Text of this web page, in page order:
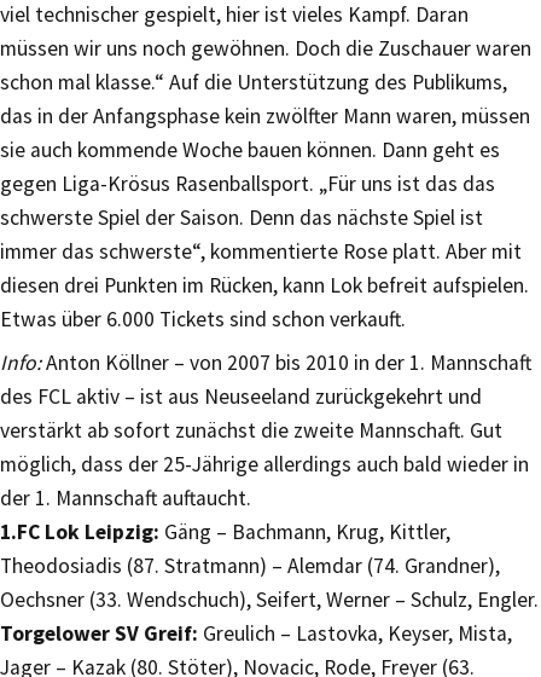
viel technischer gespielt, hier ist vieles Kampf. Daran
müssen wir uns noch gewöhnen. Doch die Zuschauer waren
schon mal klasse.“ Auf die Unterstützung des Publikums,
das in der Anfangsphase kein zwölfter Mann waren, müssen
sie auch kommende Woche bauen können. Dann geht es
gegen Liga-Krösus Rasenballsport. „Für uns ist das das
schwerste Spiel der Saison. Denn das nächste Spiel ist
immer das schwerste“, kommentierte Rose platt. Aber mit
diesen drei Punkten im Rücken, kann Lok befreit aufspielen.
Etwas über 6.000 Tickets sind schon verkauft.
Info:Anton Köllner – von 2007 bis 2010 in der 1. Mannschaft
des FCL aktiv – ist aus Neuseeland zurückgekehrt und
verstärkt ab sofort zunächst die zweite Mannschaft. Gut
möglich, dass der 25-Jährige allerdings auch bald wieder in
der 1. Mannschaft auftaucht.
1.FC Lok Leipzig: Gäng – Bachmann, Krug, Kittler,
Theodosiadis (87. Stratmann) – Alemdar (74. Grandner),
Oechsner (33. Wendschuch), Seifert, Werner – Schulz, Engler.
Torgelower SV Greif: Greulich – Lastovka, Keyser, Mista,
Jager – Kazak (80. Stöter), Novacic, Rode, Freyer (63.